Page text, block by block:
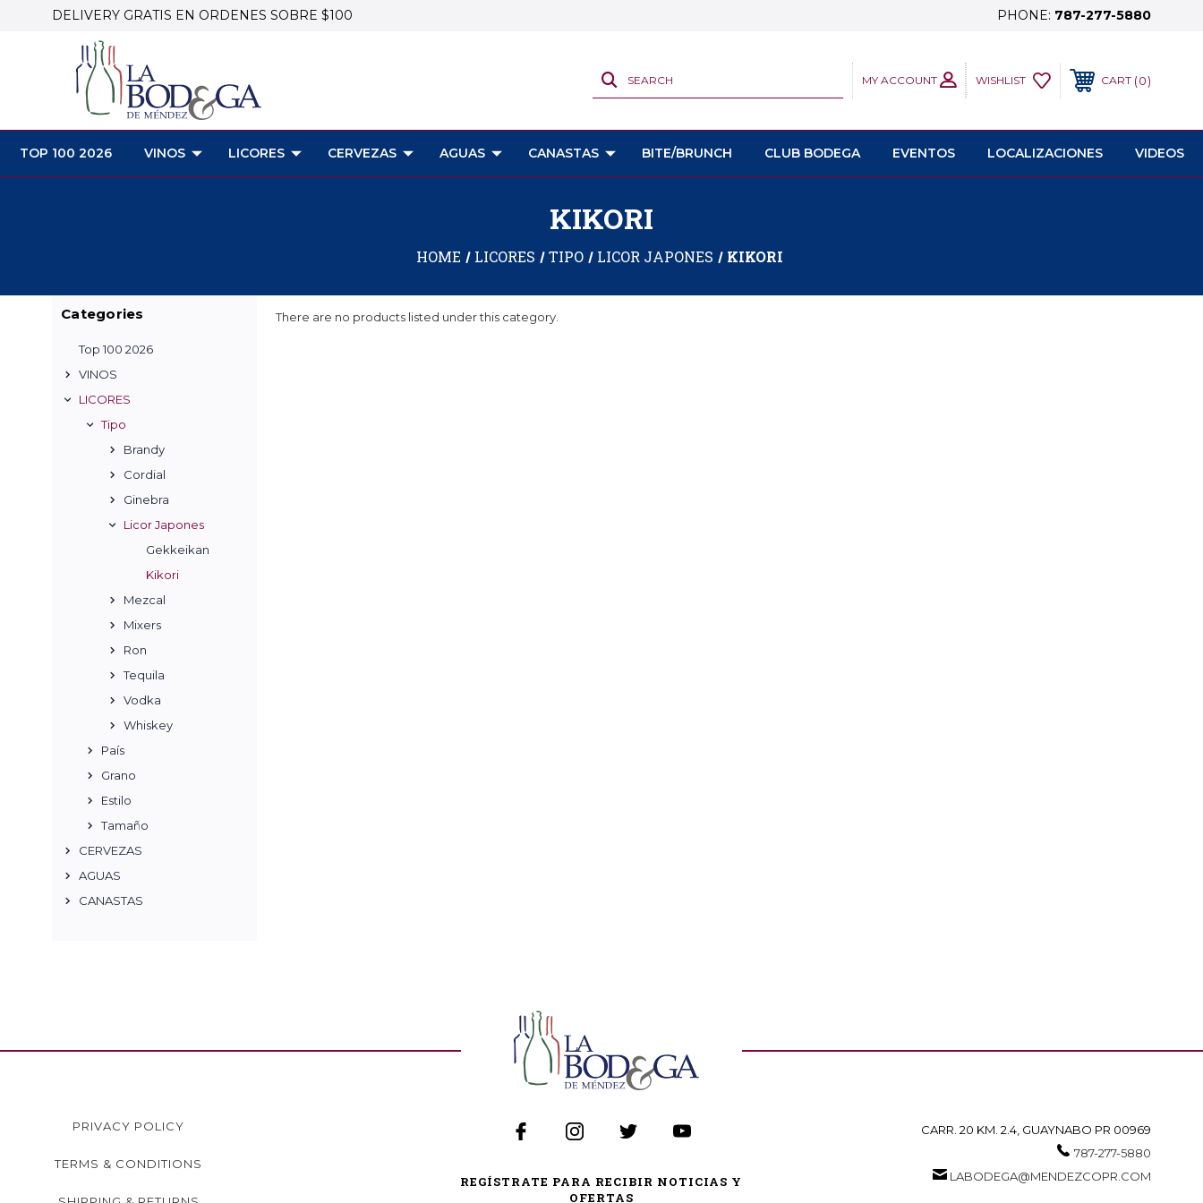
DELIVERY GRATIS EN ORDENES SOBRE $100 PHONE: 787-277-5880
MY ACCOUNT
SEARCH WISHLIST CART 0
TOP 100 2026 VINOS LICORES CERVEZAS AGUAS CANASTAS BITE/BRUNCH CLUB BODEGA EVENTOS LOCALIZACIONES VIDEOS
KIKORI
HOME LICORES TIPO LICOR JAPONES KIKORI
Categories
Top 100 2026
VINOS
LICORES
Tipo
Brandy
Cordial
Ginebra
Licor Japones
Gekkeikan
Kikori
Mezcal
Mixers
Ron
Tequila
Vodka
Whiskey
País
Grano
Estilo
Tamaño
CERVEZAS
AGUAS
CANASTAS
There are no products listed under this category.
PRIVACY POLICY
TERMS & CONDITIONS
REGÍSTRATE PARA RECIBIR NOTICIAS Y
OFERTAS
CARR. 20 KM. 2.4, GUAYNABO PR 00969
787-277-5880
LABODEGA@MENDEZCOPR.COM